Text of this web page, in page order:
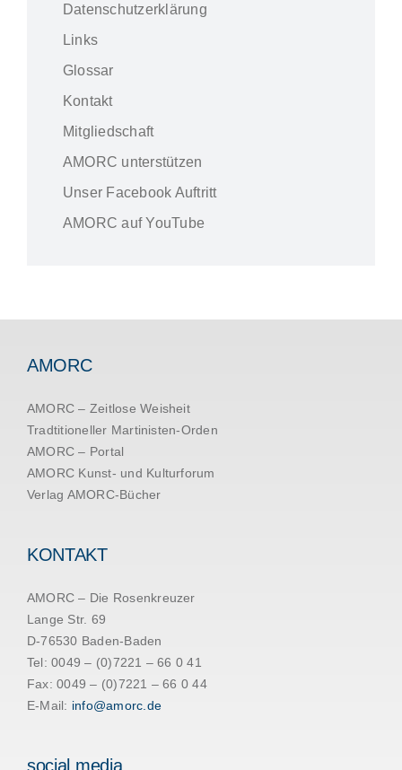
Datenschutzerklärung
Links
Glossar
Kontakt
Mitgliedschaft
AMORC unterstützen
Unser Facebook Auftritt
AMORC auf YouTube
AMORC
AMORC – Zeitlose Weisheit
Tradtitioneller Martinisten-Orden
AMORC – Portal
AMORC Kunst- und Kulturforum
Verlag AMORC-Bücher
KONTAKT
AMORC – Die Rosenkreuzer
Lange Str. 69
D-76530 Baden-Baden
Tel: 0049 – (0)7221 – 66 0 41
Fax: 0049 – (0)7221 – 66 0 44
E-Mail: info@amorc.de
social media